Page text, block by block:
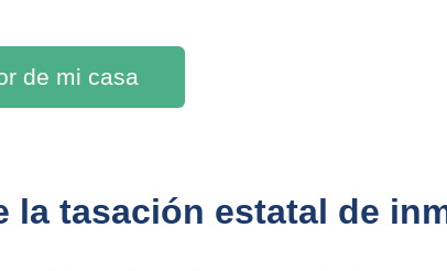
de mi casa
la tasación estatal de